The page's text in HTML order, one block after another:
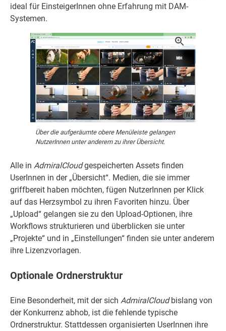
ideal für EinsteigerInnen ohne Erfahrung mit DAM-
Systemen.
Über die aufgeräumte obere Menüleiste gelangen
NutzerInnen unter anderem zu ihrer Übersicht.
Alle in AdmiralCloudgespeicherten Assets finden
UserInnen in der „Übersicht“. Medien, die sie immer
griffbereit haben möchten, fügen NutzerInnen per Klick
auf das Herzsymbol zu ihren Favoriten hinzu. Über
„Upload“ gelangen sie zu den Upload-Optionen, ihre
Workflows strukturieren und überblicken sie unter
„Projekte“ und in „Einstellungen“ finden sie unter anderem
ihre Lizenzvorlagen.
Optionale Ordnerstruktur
Eine Besonderheit, mit der sich AdmiralCloudbislang von
der Konkurrenz abhob, ist die fehlende typische
Ordnerstruktur. Stattdessen organisierten UserInnen ihre